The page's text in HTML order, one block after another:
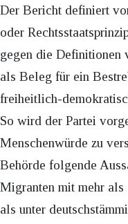
Der Bericht definiert
oder
gegen die Definitionen
als Beleg für ein
freiheitlich-
So wird der Partei
Menschenwürde zu
Behörde folgende
Migranten mit mehr
als unter